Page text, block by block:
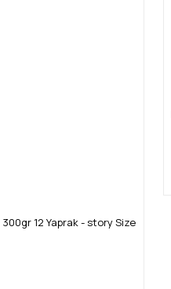
12 Yaprak - story Size